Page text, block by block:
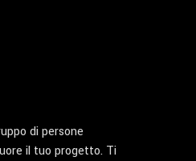
di persone
il tuo progetto. Ti